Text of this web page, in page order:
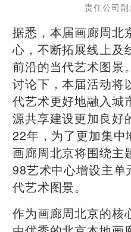
责任公司
据悉，本届画廊周北
心，不断拓展线上及
前沿的当代艺术图景
讨论下，本届活动将
代艺术更好地融入城
源共享建设更加良好
22年，为了更加集中
画廊周北京将围绕主
98艺术中心增设主单
代艺术图景。
作为画廊周北京的核